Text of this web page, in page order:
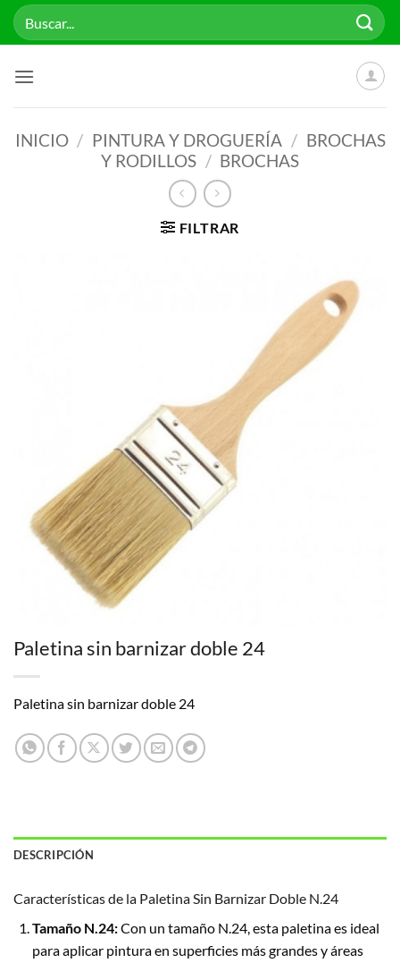
Saltar
Buscar
por:
INICIO / PINTURA Y DROGUERÍA / BROCHAS
Y RODILLOS / BROCHAS
FILTRAR
Paletina sin barnizar doble 24
Paletina sin barnizar doble 24
DESCRIPCIÓN
Características de la Paletina Sin Barnizar Doble N.24
Tamaño N.24:Con un tamaño N.24, esta paletina es ideal
para aplicar pintura en superficies más grandes y áreas